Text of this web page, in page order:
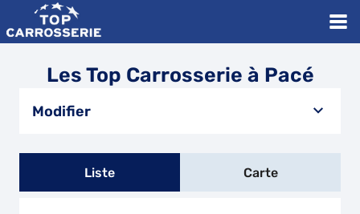
Les Top Carrosserie à Pacé
Modifier
Liste Carte